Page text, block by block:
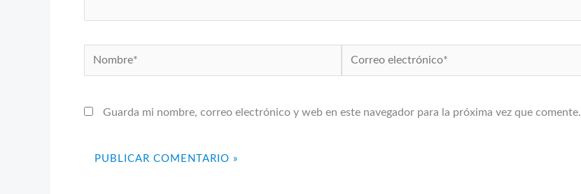
Nombre*
Correo
electrónico*
Guarda mi nombre, correo electrónico y web en este navegador para la próxima vez que comente.